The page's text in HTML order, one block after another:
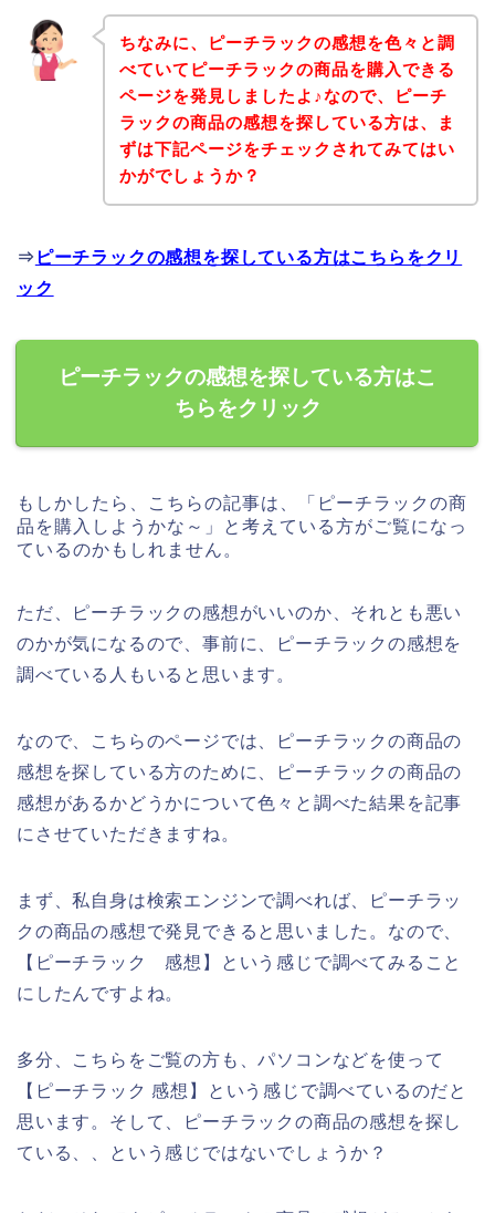
ちなみに、ピーチラックの感想を色々と調
べていてピーチラックの商品を購入できる
ページを発見しましたよ♪なので、ピーチ
ラックの商品の感想を探している方は、ま
ずは下記ページをチェックされてみてはい
かがでしょうか？
⇒ ピーチラックの感想を探している方はこちらをクリ
ック
ピーチラックの感想を探している方はこ
ちらをクリック
もしかしたら、こちらの記事は、「ピーチラックの商
品を購入しようかな～」と考えている方がご覧になっ
ているのかもしれません。
ただ、ピーチラックの感想がいいのか、それとも悪い
のかが気になるので、事前に、ピーチラックの感想を
調べている人もいると思います。
なので、こちらのページでは、ピーチラックの商品の
感想を探している方のために、ピーチラックの商品の
感想があるかどうかについて色々と調べた結果を記事
にさせていただきますね。
まず、私自身は検索エンジンで調べれば、ピーチラッ
クの商品の感想で発見できると思いました。なので、
【ピーチラック 感想】という感じで調べてみること
にしたんですよね。
多分、こちらをご覧の方も、パソコンなどを使って
【ピーチラック 感想】という感じで調べているのだと
思います。そして、ピーチラックの商品の感想を探し
ている、、という感じではないでしょうか？